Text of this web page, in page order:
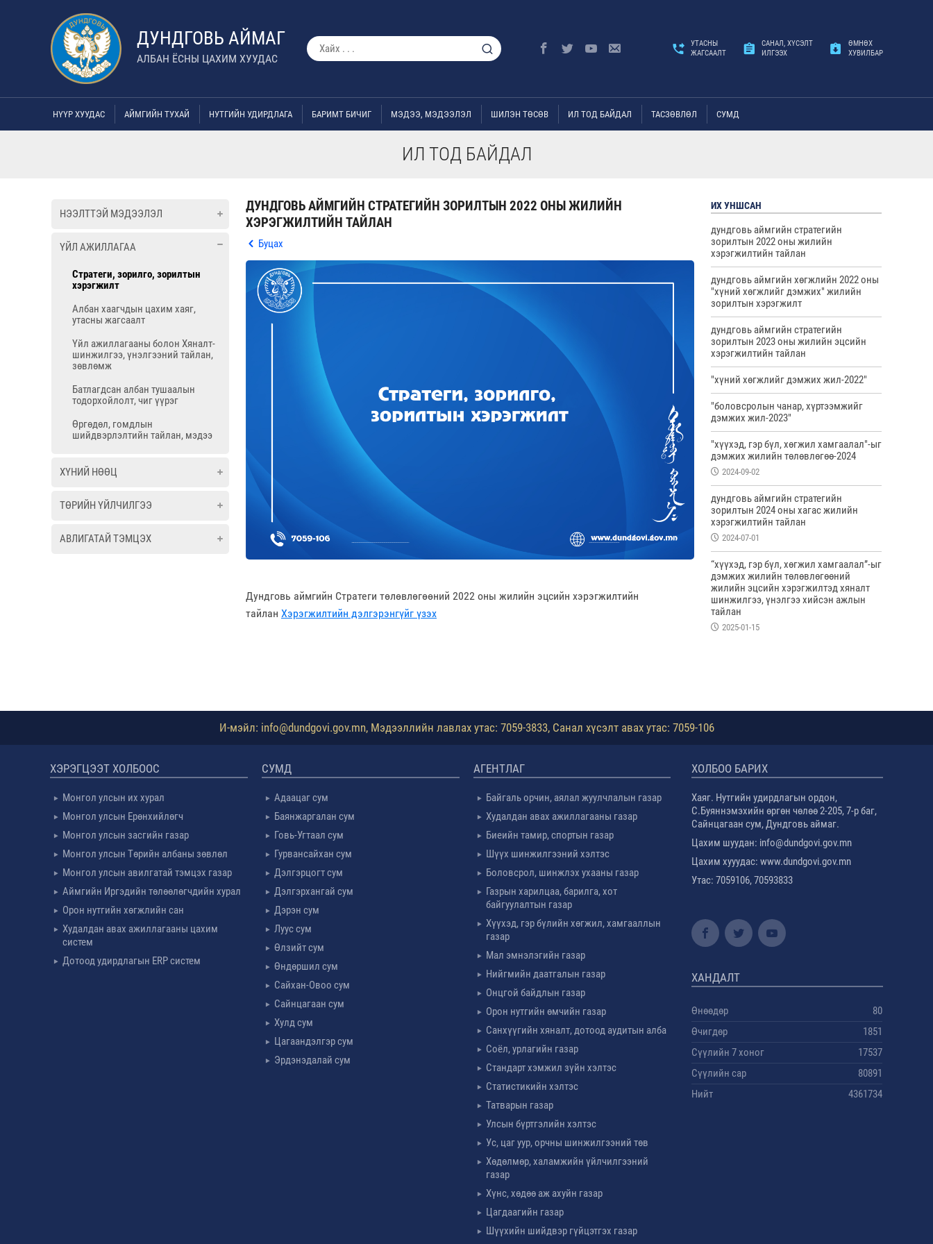
ДУНДГОВЬ АЙМАГ
АЛБАН ЁСНЫ ЦАХИМ ХУУДАС
УТАСНЫ
ЖАГСААЛТ
САНАЛ, ХҮСЭЛТ
ИЛГЭЭХ
ӨМНӨХ
ХУВИЛБАР
НҮҮР ХУУДАС АЙМГИЙН ТУХАЙ НУТГИЙН УДИРДЛАГА БАРИМТ БИЧИГ МЭДЭЭ, МЭДЭЭЛЭЛ ШИЛЭН ТӨСӨВ ИЛ ТОД БАЙДАЛ ТАСЗӨВЛӨЛ СУМД
ИЛ ТОД БАЙДАЛ
НЭЭЛТТЭЙ МЭДЭЭЛЭЛ
ҮЙЛ АЖИЛЛАГАА
Стратеги, зорилго, зорилтын
хэрэгжилт
Албан хаагчдын цахим хаяг,
утасны жагсаалт
Үйл ажиллагааны болон Хяналт-
шинжилгээ, үнэлгээний тайлан,
зөвлөмж
Батлагдсан албан тушаалын
тодорхойлолт, чиг үүрэг
Өргөдөл, гомдлын
шийдвэрлэлтийн тайлан, мэдээ
ХҮНИЙ НӨӨЦ
ТӨРИЙН ҮЙЛЧИЛГЭЭ
АВЛИГАТАЙ ТЭМЦЭХ
ДУНДГОВЬ АЙМГИЙН СТРАТЕГИЙН ЗОРИЛТЫН 2022 ОНЫ ЖИЛИЙН
ХЭРЭГЖИЛТИЙН ТАЙЛАН
Буцах
Дундговь аймгийн Стратеги төлөвлөгөөний 2022 оны жилийн эцсийн хэрэгжилтийн
тайлан Хэрэгжилтийн дэлгэрэнгүйг үзэх
ИХ УНШСАН
дундговь аймгийн стратегийн
зорилтын 2022 оны жилийн
хэрэгжилтийн тайлан
дундговь аймгийн хөгжлийн 2022 оны
"хүний хөгжлийг дэмжих" жилийн
зорилтын хэрэгжилт
дундговь аймгийн стратегийн
зорилтын 2023 оны жилийн эцсийн
хэрэгжилтийн тайлан
"хүний хөгжлийг дэмжих жил-2022"
"боловсролын чанар, хүртээмжийг
дэмжих жил-2023"
"хүүхэд, гэр бүл, хөгжил хамгаалал"-ыг
дэмжих жилийн төлөвлөгөө-2024
2024-09-02
дундговь аймгийн стратегийн
зорилтын 2024 оны хагас жилийн
хэрэгжилтийн тайлан
2024-07-01
“хүүхэд, гэр бүл, хөгжил хамгаалал”-ыг
дэмжих жилийн төлөвлөгөөний
жилийн эцсийн хэрэгжилтэд хяналт
шинжилгээ, үнэлгээ хийсэн ажлын
тайлан
2025-01-15
И-мэйл: info@dundgovi.gov.mn, Мэдээллийн лавлах утас: 7059-3833, Санал хүсэлт авах утас: 7059-106
ХЭРЭГЦЭЭТ ХОЛБООС
Монгол улсын их хурал
Монгол улсын Ерөнхийлөгч
Монгол улсын засгийн газар
Монгол улсын Төрийн албаны зөвлөл
Монгол улсын авилгатай тэмцэх газар
Аймгийн Иргэдийн төлөөлөгчдийн хурал
Орон нутгийн хөгжлийн сан
Худалдан авах ажиллагааны цахим
систем
Дотоод удирдлагын ERP систем
СУМД
Адаацаг сум
Баянжаргалан сум
Говь-Угтаал сум
Гурвансайхан сум
Дэлгэрцогт сум
Дэлгэрхангай сум
Дэрэн сум
Луус сум
Өлзийт сум
Өндөршил сум
Сайхан-Овоо сум
Сайнцагаан сум
Хулд сум
Цагаандэлгэр сум
Эрдэнэдалай сум
АГЕНТЛАГ
Байгаль орчин, аялал жуулчлалын газар
Худалдан авах ажиллагааны газар
Биеийн тамир, спортын газар
Шүүх шинжилгээний хэлтэс
Боловсрол, шинжлэх ухааны газар
Газрын харилцаа, барилга, хот
байгуулалтын газар
Хүүхэд, гэр бүлийн хөгжил, хамгааллын
газар
Мал эмнэлэгийн газар
Нийгмийн даатгалын газар
Онцгой байдлын газар
Орон нутгийн өмчийн газар
Санхүүгийн хяналт, дотоод аудитын алба
Соёл, урлагийн газар
Стандарт хэмжил зүйн хэлтэс
Статистикийн хэлтэс
Татварын газар
Улсын бүртгэлийн хэлтэс
Ус, цаг уур, орчны шинжилгээний төв
Хөдөлмөр, халамжийн үйлчилгээний
газар
Хүнс, хөдөө аж ахуйн газар
Цагдаагийн газар
Шүүхийн шийдвэр гүйцэтгэх газар
ХОЛБОО БАРИХ
Хаяг. Нутгийн удирдлагын ордон,
С.Буяннэмэхийн өргөн чөлөө 2-205, 7-р баг,
Сайнцагаан сум, Дундговь аймаг.
Цахим шуудан: info@dundgovi.gov.mn
Цахим хууудас: www.dundgovi.gov.mn
Утас: 7059106, 70593833
ХАНДАЛТ
Өнөөдөр
80
Өчигдөр
1851
Сүүлийн 7 хоног
17537
Сүүлийн сар
80891
Нийт
4361734